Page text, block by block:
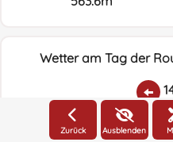
Wetter am Tag der
Regen:Zurück Ausblenden